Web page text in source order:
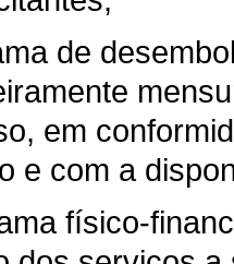
de
em
e com a
físico-